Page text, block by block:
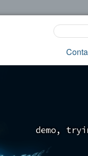
demo, tryi